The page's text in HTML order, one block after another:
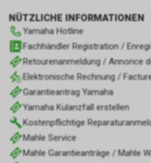
NÜTZLICHE INFORMATIONEN
Yamaha Hotline
Fachhändler Registration /
Retourenanmeldung / Annonce
Elektronische Rechnung /
Garantieantrag Yamaha
Yamaha Kulanzfall erstellen
Kostenpflichtige
Mahle Service
Mahle Garantieanträge / Mahle